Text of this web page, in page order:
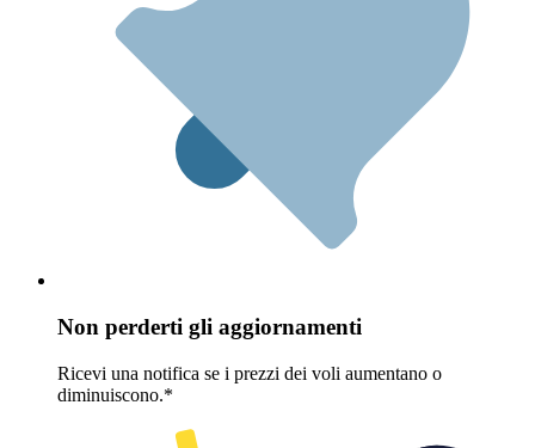
Non perderti gli aggiornamenti
Ricevi una notifica se i prezzi dei voli aumentano o
diminuiscono.*